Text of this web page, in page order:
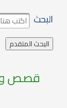
البحث
قصص